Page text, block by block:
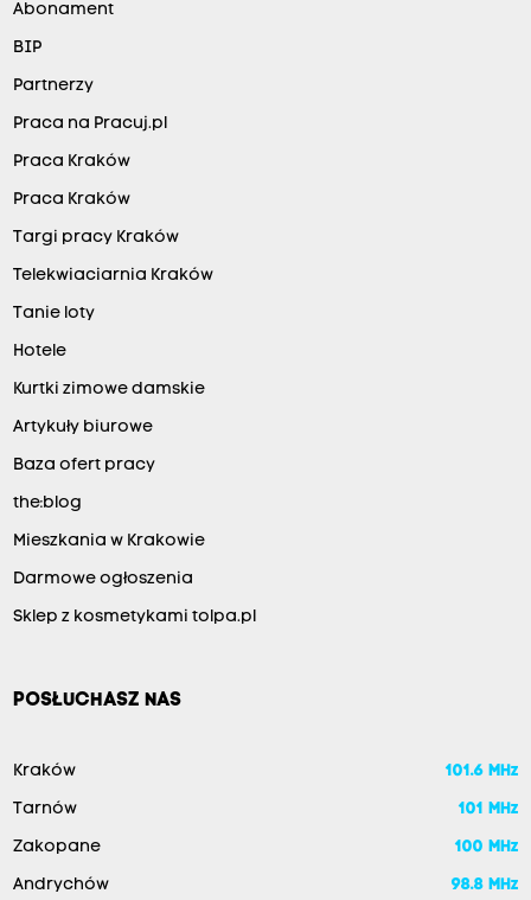
Abonament
BIP
Partnerzy
Praca na Pracuj.pl
Praca Kraków
Praca Kraków
Targi pracy Kraków
Telekwiaciarnia Kraków
Tanie loty
Hotele
Kurtki zimowe damskie
Artykuły biurowe
Baza ofert pracy
the:blog
Mieszkania w Krakowie
Darmowe ogłoszenia
Sklep z kosmetykami tolpa.pl
POSŁUCHASZ NAS
Kraków 101.6 MHz
Tarnów 101 MHz
Zakopane 100 MHz
Andrychów 98.8 MHz